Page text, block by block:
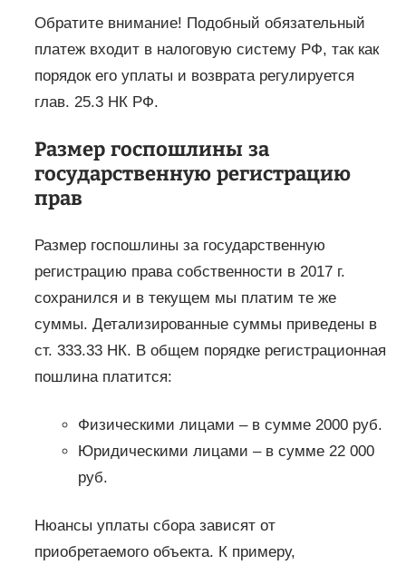
Обратите внимание! Подобный обязательный
платеж входит в налоговую систему РФ, так как
порядок его уплаты и возврата регулируется
глав. 25.3 НК РФ.
Размер госпошлины за
государственную регистрацию
прав
Размер госпошлины за государственную
регистрацию права собственности в 2017 г.
сохранился и в текущем мы платим те же
суммы. Детализированные суммы приведены в
ст. 333.33 НК. В общем порядке регистрационная
пошлина платится:
Физическими лицами – в сумме 2000 руб.
Юридическими лицами – в сумме 22 000
руб.
Нюансы уплаты сбора зависят от
приобретаемого объекта. К примеру,